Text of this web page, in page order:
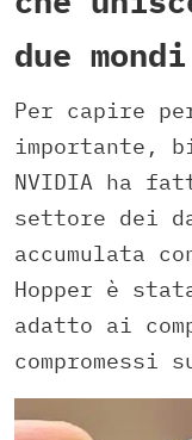
due mondi
Per capire
importante,
NVIDIA ha
settore dei
accumulata
Hopper è
adatto ai
compromessi